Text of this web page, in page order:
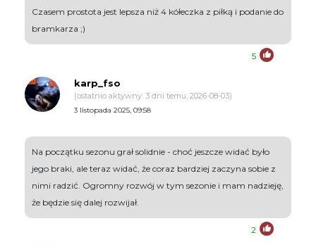
Czasem prostota jest lepsza niż 4 kółeczka z piłką i podanie do
bramkarza ;)
5
karp_fso
(ostatnio aktywny: 3 dni temu, 2026-08-03)
3 listopada 2025, 09:58
Na początku sezonu grał solidnie - choć jeszcze widać było
jego braki, ale teraz widać, że coraz bardziej zaczyna sobie z
nimi radzić. Ogromny rozwój w tym sezonie i mam nadzieję,
że będzie się dalej rozwijał.
2